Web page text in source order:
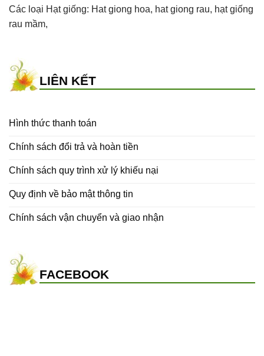
Các loại Hạt giống: Hat giong hoa, hat giong rau, hạt giống
rau mầm,
LIÊN KẾT
Hình thức thanh toán
Chính sách đổi trả và hoàn tiền
Chính sách quy trình xử lý khiếu nại
Quy định về bảo mật thông tin
Chính sách vận chuyển và giao nhận
FACEBOOK